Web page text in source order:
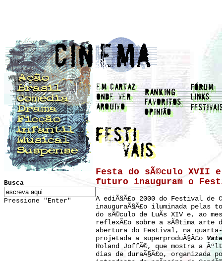
Busca
Pressione "Enter"
Festa do sÃ©culo XVII
futuro inauguram o
A ediÃ§Ã£o 2000 do Festival de
inauguraÃ§Ã£o iluminada pelas
do sÃ©culo de LuÃ­s XIV e, ao
reflexÃ£o sobre a sÃ©tima arte
abertura do Festival, na
projetada a superproduÃ§Ã£o
Roland JoffÃ©, que mostra a
dias de duraÃ§Ã£o, organizada